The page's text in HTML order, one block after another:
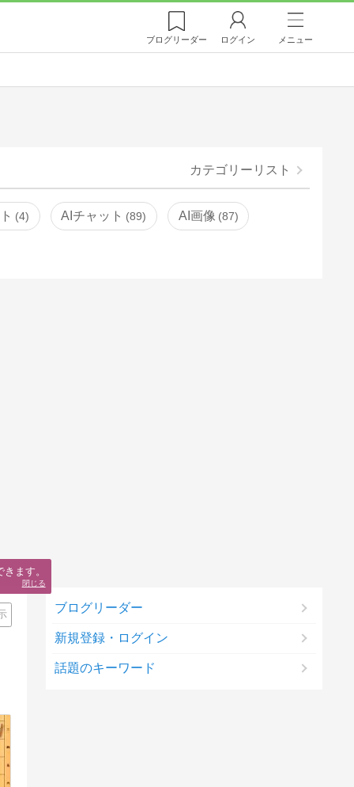
ブログリーダー ログイン メニュー
カテゴリーリスト
4 AIチャット 89 AI画像 87
ブログリーダー
新規登録・ログイン
話題のキーワード
ます。
閉じる